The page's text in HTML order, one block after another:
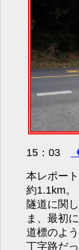
15：03
本レポー
約1.1km。
隧道に関
ま、最初
道標のよ
丁字路だっ